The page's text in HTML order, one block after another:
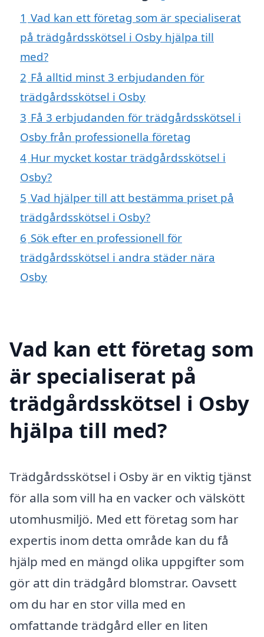
1 Vad kan ett företag som är specialiserat
på trädgårdsskötsel i Osby hjälpa till
med?
2 Få alltid minst 3 erbjudanden för
trädgårdsskötsel i Osby
3 Få 3 erbjudanden för trädgårdsskötsel i
Osby från professionella företag
4 Hur mycket kostar trädgårdsskötsel i
Osby?
5 Vad hjälper till att bestämma priset på
trädgårdsskötsel i Osby?
6 Sök efter en professionell för
trädgårdsskötsel i andra städer nära
Osby
Vad kan ett företag som
är specialiserat på
trädgårdsskötsel i Osby
hjälpa till med?
Trädgårdsskötsel i Osby är en viktig tjänst
för alla som vill ha en vacker och välskött
utomhusmiljö. Med ett företag som har
expertis inom detta område kan du få
hjälp med en mängd olika uppgifter som
gör att din trädgård blomstrar. Oavsett
om du har en stor villa med en
omfattande trädgård eller en liten